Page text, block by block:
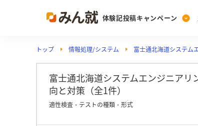
体験記投稿キャンペーン
Post
投稿する
Ranking
ランキングを
PickUp
注目の企業特
トップ 情報処理/システム 富士通北海道システム
富士通北海道システムエンジニア
向と対策（全1件）
適性検査・テストの種類・形式